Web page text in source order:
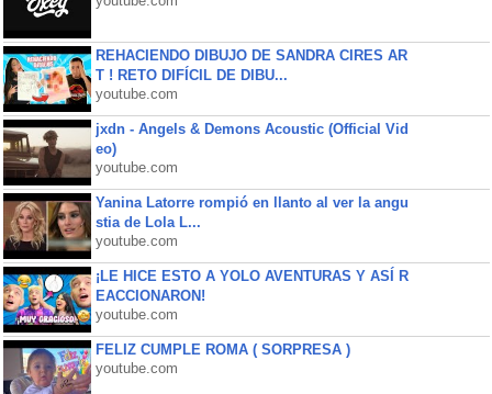
REHACIENDO DIBUJO DE SANDRA CIRES AR
T ! RETO DIFÍCIL DE DIBU...
youtube.com
jxdn - Angels & Demons Acoustic (Official Vid
eo)
youtube.com
Yanina Latorre rompió en llanto al ver la angu
stia de Lola L...
youtube.com
¡LE HICE ESTO A YOLO AVENTURAS Y ASÍ R
EACCIONARON!
youtube.com
FELIZ CUMPLE ROMA ( SORPRESA )
youtube.com